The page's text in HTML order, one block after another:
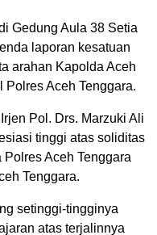
Gedung Aula 38 Setia
laporan kesatuan
arahan Kapolda Aceh
Aceh Tenggara.
Pol. Drs. Marzuki Ali
tinggi atas soliditas
Aceh Tenggara
Tenggara.
setinggi-tingginya
atas terjalinnya